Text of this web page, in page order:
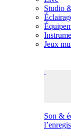
Studio
Jeux
Son &